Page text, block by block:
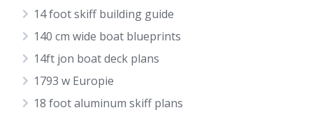
14 foot skiff building guide
140 cm wide boat blueprints
14ft jon boat deck plans
1793 w Europie
18 foot aluminum skiff plans